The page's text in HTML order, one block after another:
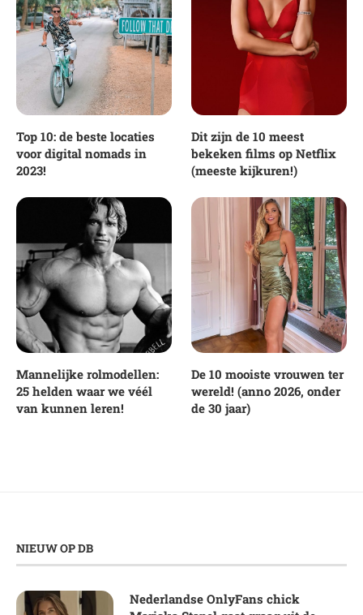
Top 10: de beste locaties
voor digital nomads in
2023!
Dit zijn de 10 meest
bekeken films op Netflix
(meeste kijkuren!)
Mannelijke rolmodellen:
25 helden waar we véél
van kunnen leren!
De 10 mooiste vrouwen ter
wereld! (anno 2026, onder
de 30 jaar)
NIEUW OP DB
Nederlandse OnlyFans chick